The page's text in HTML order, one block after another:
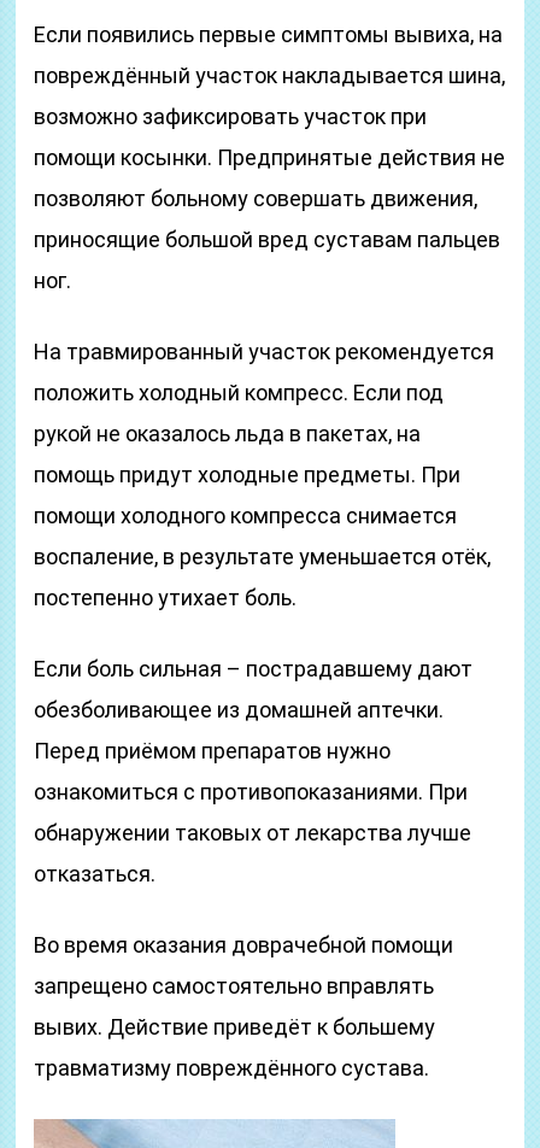
Если появились первые симптомы вывиха, на
повреждённый участок накладывается шина,
возможно зафиксировать участок при
помощи косынки. Предпринятые действия не
позволяют больному совершать движения,
приносящие большой вред суставам пальцев
ног.
На травмированный участок рекомендуется
положить холодный компресс. Если под
рукой не оказалось льда в пакетах, на
помощь придут холодные предметы. При
помощи холодного компресса снимается
воспаление, в результате уменьшается отёк,
постепенно утихает боль.
Если боль сильная – пострадавшему дают
обезболивающее из домашней аптечки.
Перед приёмом препаратов нужно
ознакомиться с противопоказаниями. При
обнаружении таковых от лекарства лучше
отказаться.
Во время оказания доврачебной помощи
запрещено самостоятельно вправлять
вывих. Действие приведёт к большему
травматизму повреждённого сустава.